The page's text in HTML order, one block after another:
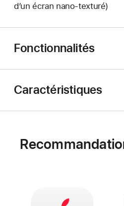
d’un écran nano‑texturé)
Fonctionnalités
Caractéristiques